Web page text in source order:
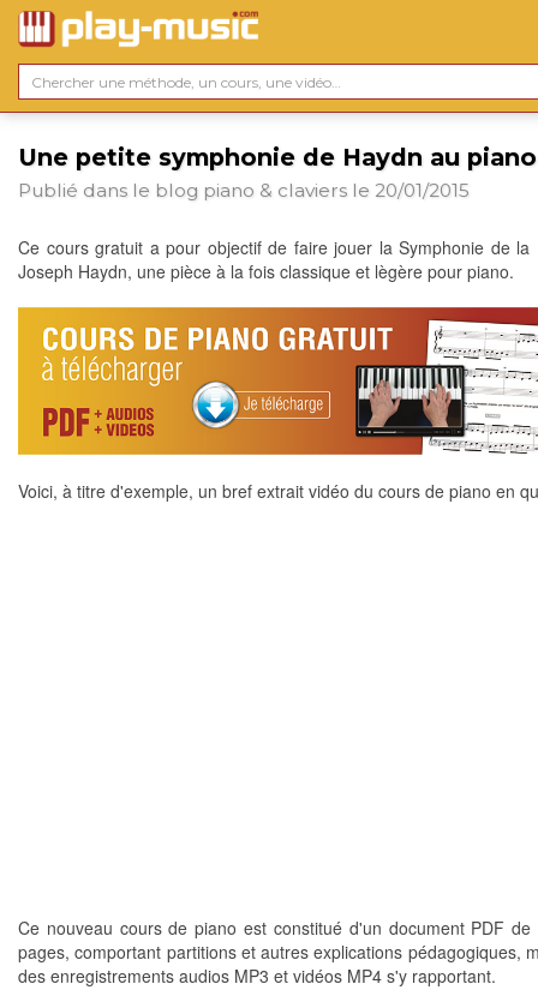
Une petite symphonie de Haydn au piano
Publié dans le blog piano & claviers le 20/01/2015
Ce cours gratuit a pour objectif de faire jouer la Symphonie de la
Joseph Haydn, une pièce à la fois classique et lègère pour piano.
Voici, à titre d'exemple, un bref extrait vidéo du cours de piano en
Ce nouveau cours de piano est constitué d'un document PDF de
pages, comportant partitions et autres explications pédagogiques,
des enregistrements audios MP3 et vidéos MP4 s'y rapportant.